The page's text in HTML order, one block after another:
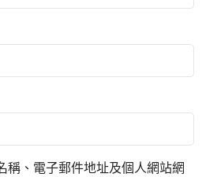
稱、電子郵件地址及個人網站網